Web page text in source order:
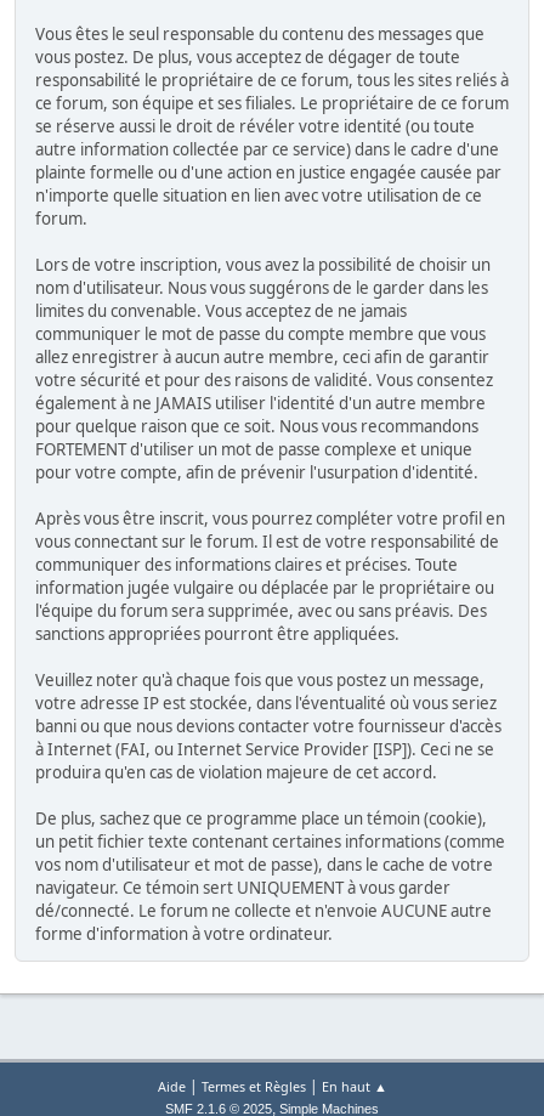
Vous êtes le seul responsable du contenu des messages que
vous postez. De plus, vous acceptez de dégager de toute
responsabilité le propriétaire de ce forum, tous les sites reliés à
ce forum, son équipe et ses filiales. Le propriétaire de ce forum
se réserve aussi le droit de révéler votre identité (ou toute
autre information collectée par ce service) dans le cadre d'une
plainte formelle ou d'une action en justice engagée causée par
n'importe quelle situation en lien avec votre utilisation de ce
forum.
Lors de votre inscription, vous avez la possibilité de choisir un
nom d'utilisateur. Nous vous suggérons de le garder dans les
limites du convenable. Vous acceptez de ne jamais
communiquer le mot de passe du compte membre que vous
allez enregistrer à aucun autre membre, ceci afin de garantir
votre sécurité et pour des raisons de validité. Vous consentez
également à ne JAMAIS utiliser l'identité d'un autre membre
pour quelque raison que ce soit. Nous vous recommandons
FORTEMENT d'utiliser un mot de passe complexe et unique
pour votre compte, afin de prévenir l'usurpation d'identité.
Après vous être inscrit, vous pourrez compléter votre profil en
vous connectant sur le forum. Il est de votre responsabilité de
communiquer des informations claires et précises. Toute
information jugée vulgaire ou déplacée par le propriétaire ou
l'équipe du forum sera supprimée, avec ou sans préavis. Des
sanctions appropriées pourront être appliquées.
Veuillez noter qu'à chaque fois que vous postez un message,
votre adresse IP est stockée, dans l'éventualité où vous seriez
banni ou que nous devions contacter votre fournisseur d'accès
à Internet (FAI, ou Internet Service Provider [ISP]). Ceci ne se
produira qu'en cas de violation majeure de cet accord.
De plus, sachez que ce programme place un témoin (cookie),
un petit fichier texte contenant certaines informations (comme
vos nom d'utilisateur et mot de passe), dans le cache de votre
navigateur. Ce témoin sert UNIQUEMENT à vous garder
dé/connecté. Le forum ne collecte et n'envoie AUCUNE autre
forme d'information à votre ordinateur.
Aide| Termes et Règles| En haut ▲
SMF 2.1.6 © 2025, Simple Machines